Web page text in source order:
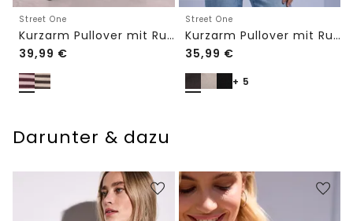
Street One
Kurzarm Pullover mit Rundhals und Streifen
39,99 €
Street One
Kurzarm Pullover mit Rundhals in Unifarbe
35,99 €
+ 5
Darunter & dazu